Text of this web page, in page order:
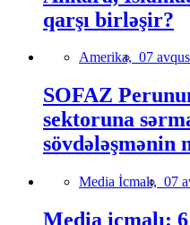
qarşı birləşir?
Amerika, 07
SOFAZ
sektoruna
sövdələşmənin
Media İcmalı, 07
Media icmalı: